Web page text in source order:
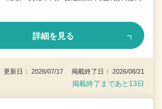
詳細を見る
更新日： 2026/07/17 掲載終了日： 2026/08/21
掲載終了まであと13日